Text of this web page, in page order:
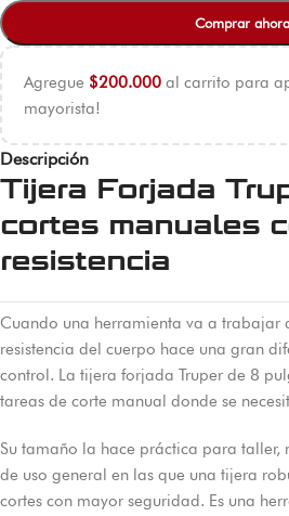
Comprar ahora
Agregue $200.000 al carrito para
mayorista!
Descripción
Tijera Forjada
cortes manuales
resistencia
Cuando una herramienta va a trabajar
resistencia del cuerpo hace una gran
control. La tijera forjada Truper de 8
tareas de corte manual donde se
Su tamaño la hace práctica para taller,
de uso general en las que una tijera
cortes con mayor seguridad. Es una